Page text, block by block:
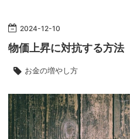
2024-12-10
物価上昇に対抗する方法
お金の増やし方